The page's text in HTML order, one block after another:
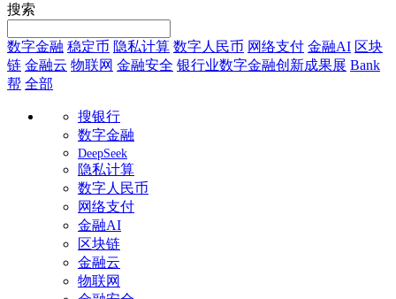
搜索
数字金融 稳定币 隐私计算 数字人民币 网络支付 金融AI 区块
链 金融云 物联网 金融安全 银行业数字金融创新成果展 Bank
帮 全部
搜银行
数字金融
DeepSeek
隐私计算
数字人民币
网络支付
金融AI
区块链
金融云
物联网